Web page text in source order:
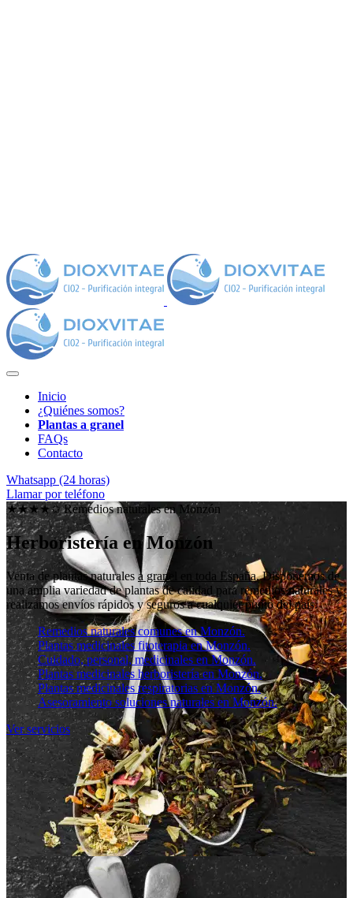
Inicio
¿Quiénes somos?
Plantas a granel
FAQs
Contacto
Whatsapp (24 horas)
Llamar por teléfono
★★★★✩ Remedios naturales en Monzón
Herboristería en Monzón
Venta de plantas naturalesa granel en toda España. Disponemos de
una amplia variedad de plantas de calidad para remedios naturales y
realizamos envíos rápidos y seguros a cualquier punto del país.
Remedios naturales comunes en Monzón.
Plantas medicinales fitoterapia en Monzón.
Cuidado, personal, medicinales en Monzón.
Plantas medicinales herboristería en Monzón.
Plantas medicinales respiratorias en Monzón.
Asesoramiento soluciones naturales en Monzón.
Ver servicios